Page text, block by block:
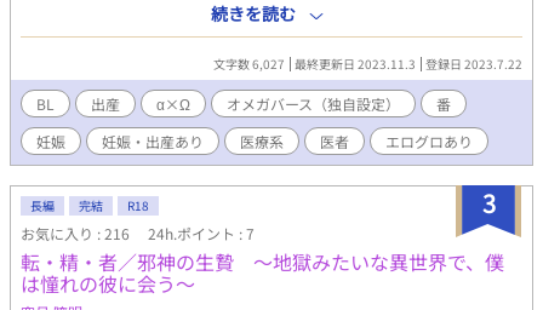
人類は滅亡の危機を迎えていた。 高度な文明を保持することに成
功したコミュニティ「エピゾシティ」では、人類存続をかけて懐
妊のための治療行為が日夜行われている。 大爆発の影響か人々は
子孫を残すのが難しくなっていた。 人類滅亡の危機が訪れるまで
はひっそりと身を隠すように暮らしてきた特殊能力を持つラムダ
とミュー。 ラムダとは、アルファの生殖能力を高める能力を持
ち、ミューはオメガの生殖能力を高める能力を持っている。 エピ
ゾジティを運営する特別機関より、人類存続をかけて懐妊のため
の特別対策室で日夜治療が行われている。 番であるαとΩは治療で
無事懐妊すると、出産準備室で分娩までの経過観察をし出産に備
える。 無事出産を終えるまでの医師と夫婦それぞれの物語。
続きを読む
文字数 6,027 最終更新日 2023.11.3 登録日 2023.7.22
BL 出産 α×Ω オメガバース（独自設定）
番
妊娠
妊娠・出産あり 医療系 医者 エログロあり
3
長編 完結 R18
お気に入り : 216 24h.ポイント : 7
転・精・者／邪神の生贄 ～地獄みたいな異世界で、僕
は憧れの彼に会う～